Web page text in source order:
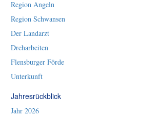
Region Angeln
Region Schwansen
Der Landarzt
Dreharbeiten
Flensburger Förde
Unterkunft
Jahresrückblick
Jahr 2026